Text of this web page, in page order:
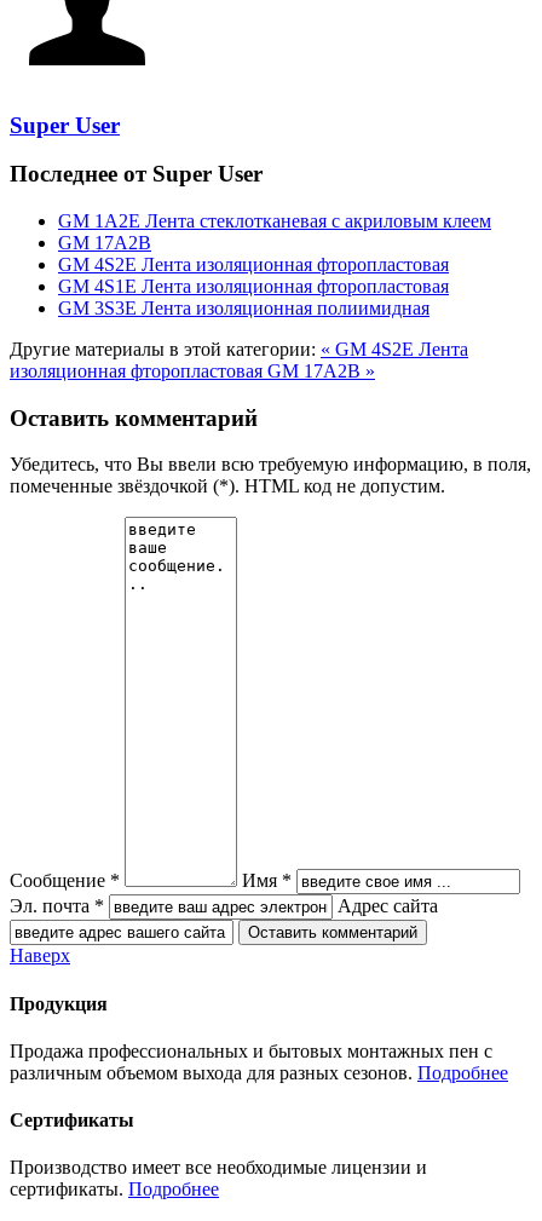
Super User
Последнее от Super User
GM 1А2Е Лента стеклотканевая с акриловым клеем
GM 17А2В
GM 4S2E Лента изоляционная фторопластовая
GM 4S1E Лента изоляционная фторопластовая
GM 3S3E Лента изоляционная полиимидная
Другие материалы в этой категории: « GM 4S2E Лента
изоляционная фторопластовая GM 17А2В »
Оставить комментарий
Убедитесь, что Вы ввели всю требуемую информацию, в поля,
помеченные звёздочкой (*). HTML код не допустим.
Сообщение *
Имя *
Эл. почта *
Адрес сайта
Наверх
Продукция
Продажа профессиональных и бытовых монтажных пен с
различным объемом выхода для разных сезонов. Подробнее
Сертификаты
Производство имеет все необходимые лицензии и
сертификаты. Подробнее